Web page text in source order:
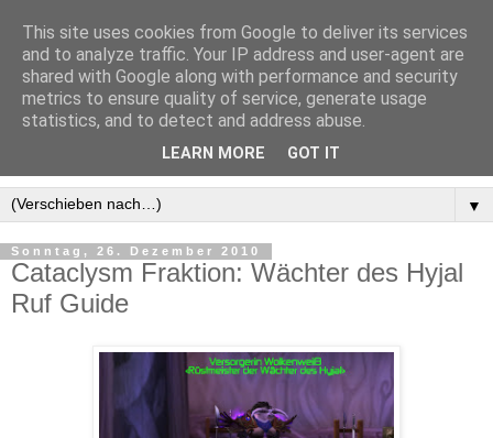
▼
Sonntag, 26. Dezember 2010
Cataclysm Fraktion: Wächter des Hyjal
Ruf Guide
This site uses cookies from Google to deliver its services
and to analyze traffic. Your IP address and user-agent are
shared with Google along with performance and security
metrics to ensure quality of service, generate usage
statistics, and to detect and address abuse.
LEARN MORE GOT IT